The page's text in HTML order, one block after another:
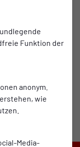
Funktion der
anonym.
wie
Media-